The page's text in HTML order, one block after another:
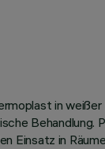
in weißer
Behandlung.
Einsatz in